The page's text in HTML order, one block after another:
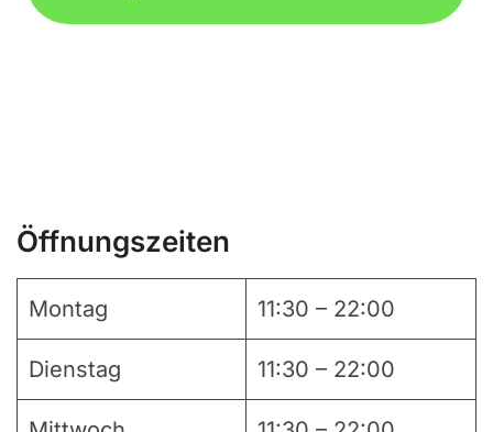
Öffnungszeiten
Montag 11:30 – 22:00
Dienstag 11:30 – 22:00